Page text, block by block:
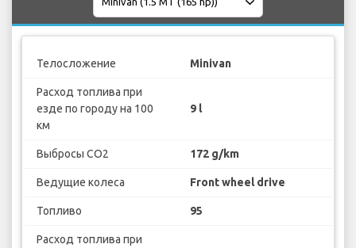
Телосложение Minivan
Расход топлива при
езде по городу на 100
км
9 l
Выбросы CO2 172 g/km
Ведущие колеса Front wheel drive
Топливо 95
Расход топлива при